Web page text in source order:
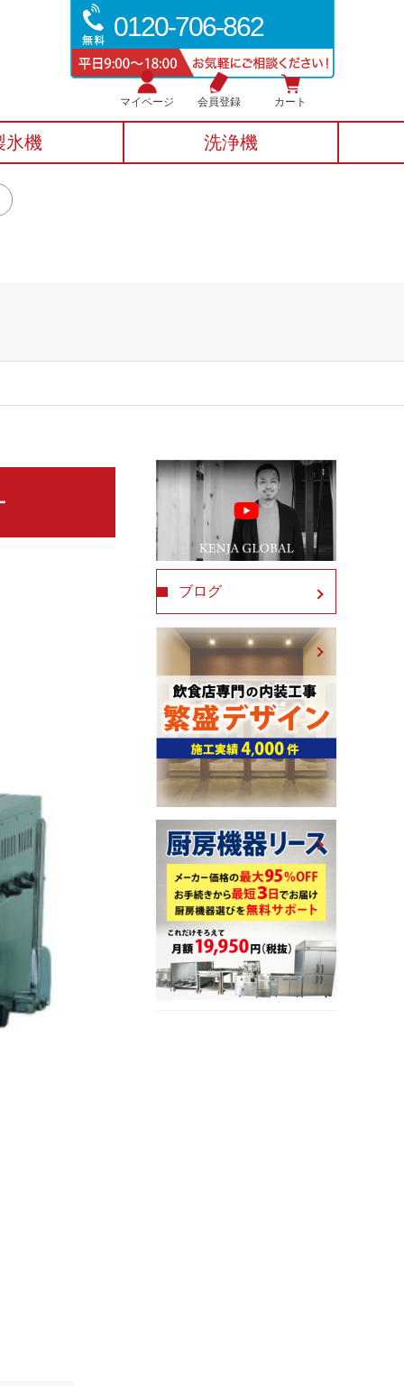
0120-706-862
マイページ 会員登録 カート
氷機 洗浄機
ブログ